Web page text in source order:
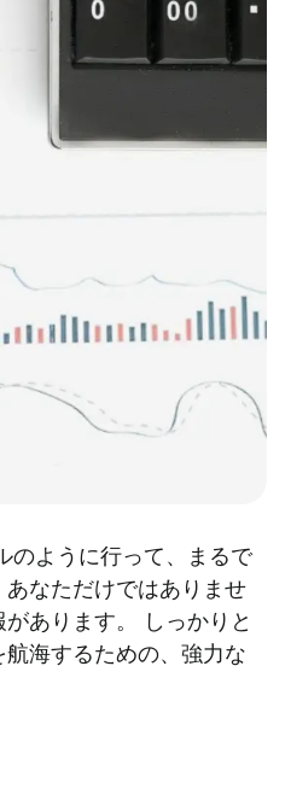
のように行って、まるで
なただけではありませ
あります。 しっかりと
海するための、強力な